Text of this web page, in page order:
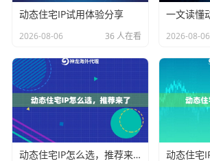
导致采集任务失败。稳定的网络连接是
石。
不同采集场景的代理IP适配方向
明确了核心维度后，需要将它们与你的
结合。不同的采集目标，对代理IP的侧
对于公开市场信息与价格监控 ，目标通
动态住宅IP试用体验分享
2026-08-06 36 人在看
一文读懂
2026-08-06
动态住宅IP怎么选，推荐来了 动态住宅